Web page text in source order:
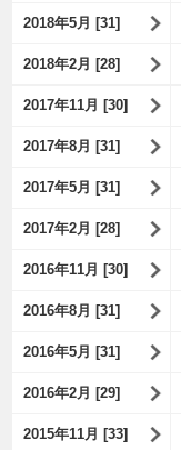
2018年5月 [31]
2018年2月 [28]
2017年11月 [30]
2017年8月 [31]
2017年5月 [31]
2017年2月 [28]
2016年11月 [30]
2016年8月 [31]
2016年5月 [31]
2016年2月 [29]
2015年11月 [33]